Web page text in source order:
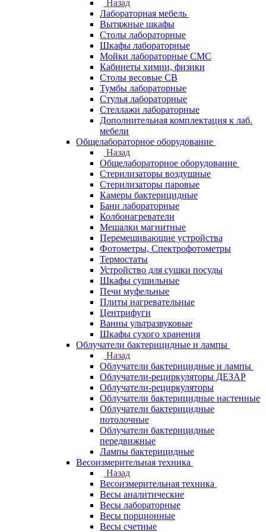
Назад
Лабораторная мебель
Вытяжные шкафы
Столы лабораторные
Шкафы лабораторные
Мойки лабораторные СМС
Кабинеты химии, физики
Столы весовые СВ
Тумбы лабораторные
Стулья лабораторные
Стеллажи лабораторные
Дополнительная комплектация к лаб.
мебели
Общелабораторное оборудование
Назад
Общелабораторное оборудование
Стерилизаторы воздушные
Стерилизаторы паровые
Камеры бактерицидные
Бани лабораторные
Колбонагреватели
Мешалки магнитные
Перемешивающие устройства
Фотометры, Спектрофотометры
Термостаты
Устройство для сушки посуды
Шкафы сушильные
Печи муфельные
Плиты нагревательные
Центрифуги
Ванны ультразвуковые
Шкафы сухого хранения
Облучатели бактерицидные и лампы
Назад
Облучатели бактерицидные и лампы
Облучатели-рециркуляторы ДЕЗАР
Облучатели-рециркуляторы
Облучатели бактерицидные настенные
Облучатели бактерицидные
потолочные
Облучатели бактерицидные
передвижные
Лампы бактерицидные
Весоизмерительная техника
Назад
Весоизмерительная техника
Весы аналитические
Весы лабораторные
Весы порционные
Весы счетные